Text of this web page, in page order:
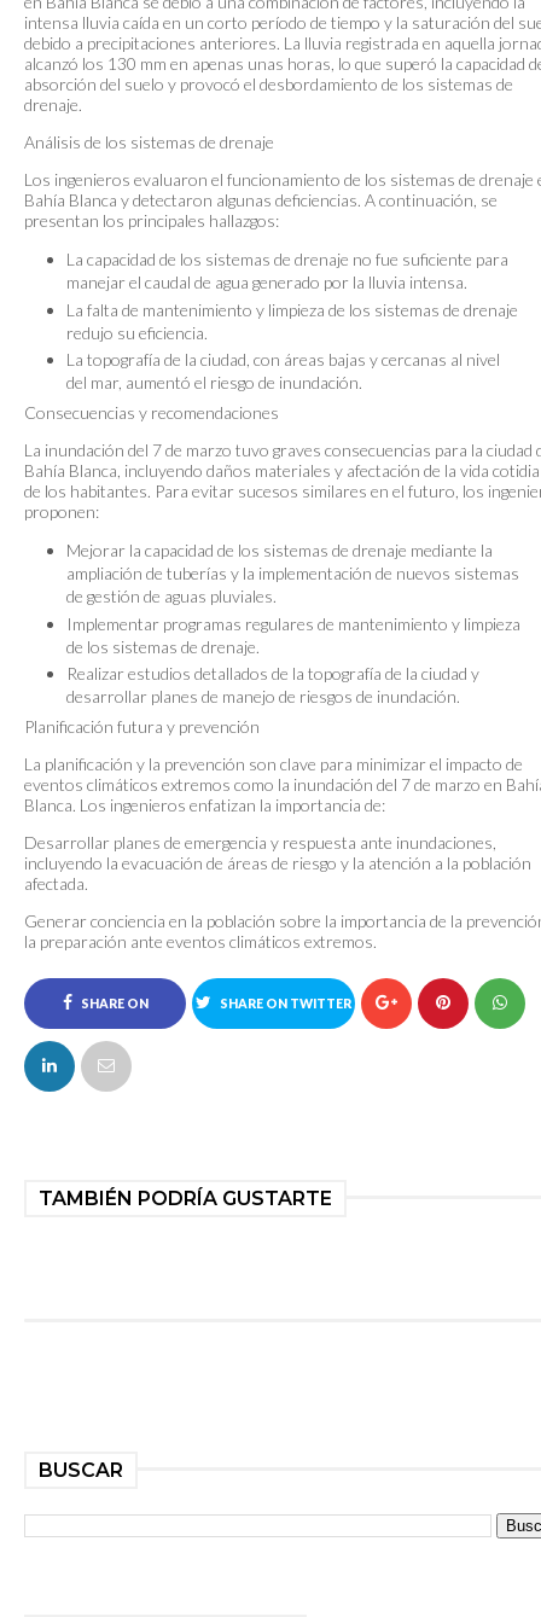
intensa lluvia caída en un corto período de tiempo y la saturación del
debido a precipitaciones anteriores. La lluvia registrada en aquella
alcanzó los 130 mm en apenas unas horas, lo que superó la capacidad
absorción del suelo y provocó el desbordamiento de los sistemas de
drenaje.
Análisis de los sistemas de drenaje
Los ingenieros evaluaron el funcionamiento de los sistemas de drenaje
Bahía Blanca y detectaron algunas deficiencias. A continuación, se
presentan los principales hallazgos:
La capacidad de los sistemas de drenaje no fue suficiente para
manejar el caudal de agua generado por la lluvia intensa.
La falta de mantenimiento y limpieza de los sistemas de drenaje
redujo su eficiencia.
La topografía de la ciudad, con áreas bajas y cercanas al nivel
del mar, aumentó el riesgo de inundación.
Consecuencias y recomendaciones
La inundación del 7 de marzo tuvo graves consecuencias para la ciudad
Bahía Blanca, incluyendo daños materiales y afectación de la vida
de los habitantes. Para evitar sucesos similares en el futuro, los
proponen:
Mejorar la capacidad de los sistemas de drenaje mediante la
ampliación de tuberías y la implementación de nuevos sistemas
de gestión de aguas pluviales.
Implementar programas regulares de mantenimiento y limpieza
de los sistemas de drenaje.
Realizar estudios detallados de la topografía de la ciudad y
desarrollar planes de manejo de riesgos de inundación.
Planificación futura y prevención
La planificación y la prevención son clave para minimizar el impacto de
eventos climáticos extremos como la inundación del 7 de marzo en
Blanca. Los ingenieros enfatizan la importancia de:
Desarrollar planes de emergencia y respuesta ante inundaciones,
incluyendo la evacuación de áreas de riesgo y la atención a la población
afectada.
Generar conciencia en la población sobre la importancia de la
la preparación ante eventos climáticos extremos.
SHARE ON
FACEBOOK
SHARE ON TWITTER
TAMBIÉN PODRÍA GUSTARTE
BUSCAR